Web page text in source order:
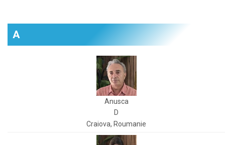
A
Anusca
D
Craiova, Roumanie